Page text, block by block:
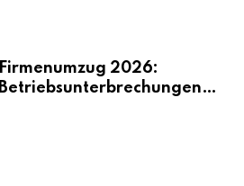
Firmenumzug 2026:
Betriebsunterbrechungen